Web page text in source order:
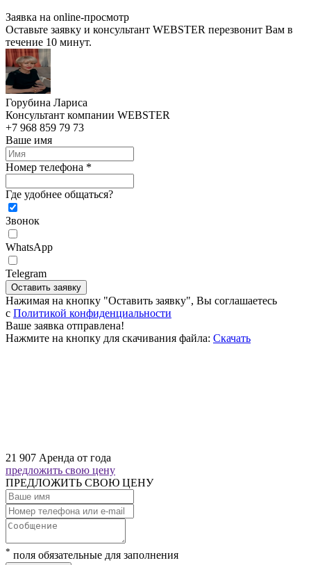
Заявка на online-просмотр
Оставьте заявку и консультант WEBSTER перезвонит Вам в
течение 10 минут.
Горубина Лариса
Консультант компании WEBSTER
+7 968 859 79 73
Ваше имя
Номер телефона *
Где удобнее общаться?
Звонок
WhatsApp
Telegram
Оставить заявку
Нажимая на кнопку "Оставить заявку", Вы соглашаетесь
c Политикой конфиденциальности
Ваше заявка отправлена!
Нажмите на кнопку для скачивания файла: Скачать
21 907 Аренда от года
предложить свою цену
ПРЕДЛОЖИТЬ СВОЮ ЦЕНУ
* поля обязательные для заполнения